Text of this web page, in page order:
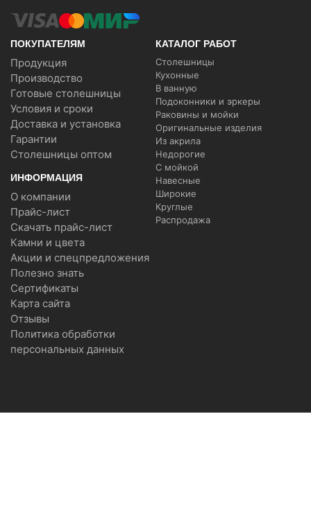
ПОКУПАТЕЛЯМ
Продукция
Производство
Готовые столешницы
Условия и сроки
Доставка и установка
Гарантии
Столешницы оптом
ИНФОРМАЦИЯ
О компании
Прайс-лист
Скачать прайс-лист
Камни и цвета
Акции и спецпредложения
Полезно знать
Сертификаты
Карта сайта
Отзывы
Политика обработки
персональных данных
КАТАЛОГ РАБОТ
Столешницы
Кухонные
В ванную
Подоконники и эркеры
Раковины и мойки
Оригинальные изделия
Из акрила
Недорогие
С мойкой
Навесные
Широкие
Круглые
Распродажа